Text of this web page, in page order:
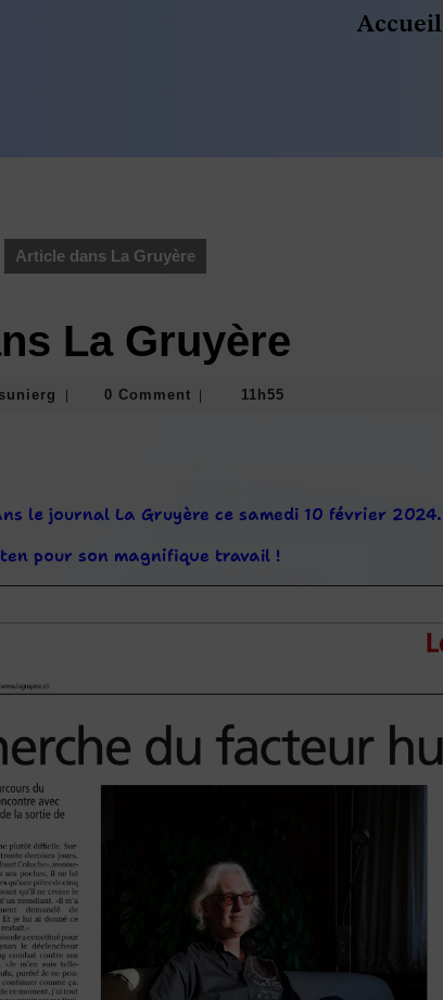
Accueil
Article dans La Gruyère
La Gruyère
sunierg 0 Comment 11h55
le journal La Gruyère ce samedi 10 février 2024.
pour son magnifique travail !